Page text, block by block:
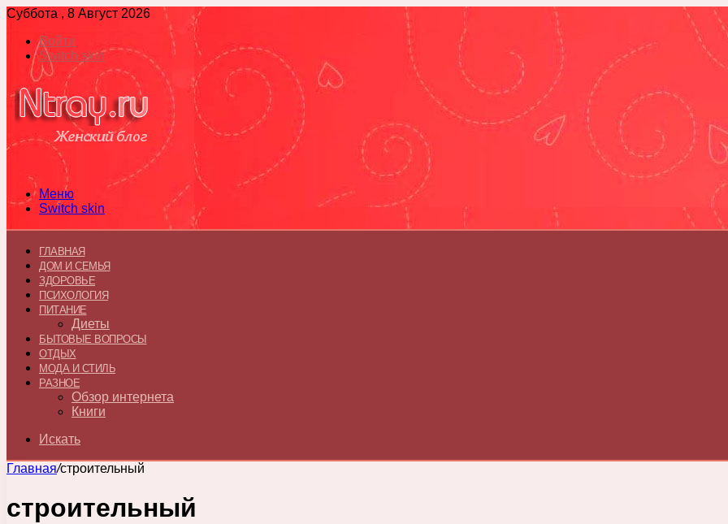
Суббота , 8 Август 2026
Войти
Switch skin
Меню
Switch skin
ГЛАВНАЯ
ДОМ И СЕМЬЯ
ЗДОРОВЬЕ
ПСИХОЛОГИЯ
ПИТАНИЕ
Диеты
БЫТОВЫЕ ВОПРОСЫ
ОТДЫХ
МОДА И СТИЛЬ
РАЗНОЕ
Обзор интернета
Книги
Искать
Главная/строительный
строительный